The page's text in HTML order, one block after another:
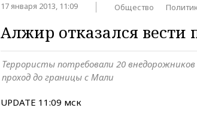
17 января 2013, 11:09 Общество
Алжир отказался вести
Террористы потребовали 20 внедорожников
проход до границы с Мали
UPDATE 11:09 мск